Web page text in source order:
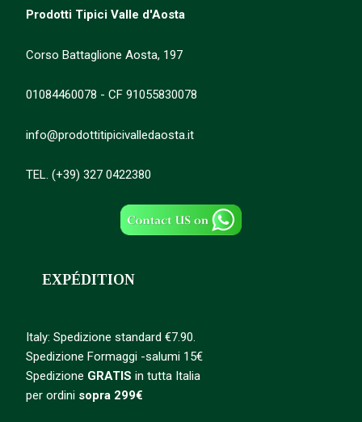
Prodotti Tipici Valle d'Aosta
Corso Battaglione Aosta, 197
01084460078 - CF 91055830078
info@prodottitipicivalledaosta.it
TEL. (+39) 327 0422380
EXPÉDITION
Italy: Spedizione standard €7.90.
Spedizione Formaggi -salumi 15€
Spedizione GRATIS in tutta Italia
per ordini sopra 299€